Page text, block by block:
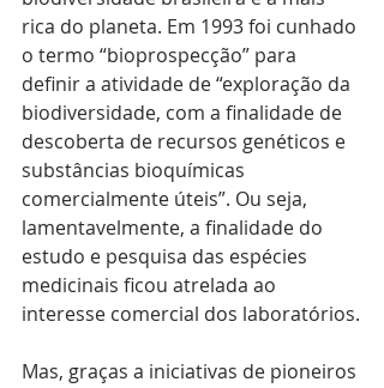
rica do planeta. Em 1993 foi cunhado
o termo “bioprospecção” para
definir a atividade de “exploração da
biodiversidade, com a finalidade de
descoberta de recursos genéticos e
substâncias bioquímicas
comercialmente úteis”. Ou seja,
lamentavelmente, a finalidade do
estudo e pesquisa das espécies
medicinais ficou atrelada ao
interesse comercial dos laboratórios.
Mas, graças a iniciativas de pioneiros